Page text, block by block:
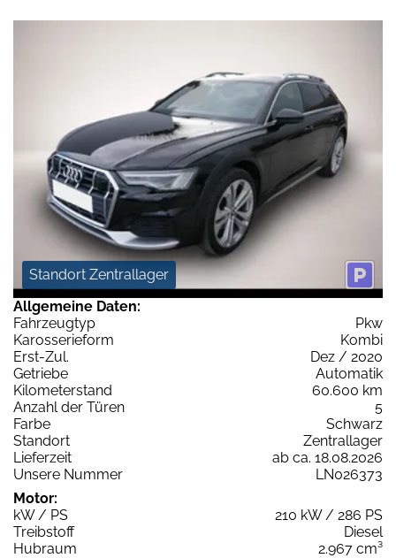
Standort Zentrallager
Allgemeine Daten:
Fahrzeugtyp
Pkw
Karosserieform
Kombi
Erst-Zul.
Dez / 2020
Getriebe
Automatik
Kilometerstand
60.600 km
Anzahl der Türen
5
Farbe
Schwarz
Standort
Zentrallager
Lieferzeit
ab ca. 18.08.2026
Unsere Nummer
LN026373
Motor:
kW / PS
210 kW / 286 PS
Treibstoff
Diesel
Hubraum
2.967 cm³